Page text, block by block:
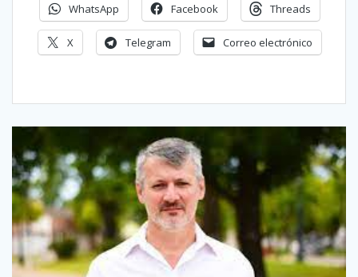
WhatsApp Facebook Threads
X Telegram Correo electrónico